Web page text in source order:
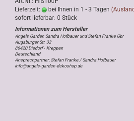
Lieferzeit:
bei Ihnen in 1 - 3 Tagen
sofort lieferbar: 0 Stück
Angels Garden Sandra Hofbauer und Stefan Franke Gbr
Augsburger Str. 33
86420 Diedorf - Kreppen
Deutschland
Ansprechpartner: Stefan Franke / Sandra Hofbauer
info@angels-garden-dekoshop.de